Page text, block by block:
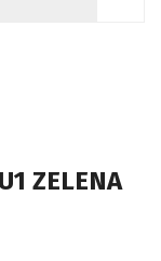
ZELENA